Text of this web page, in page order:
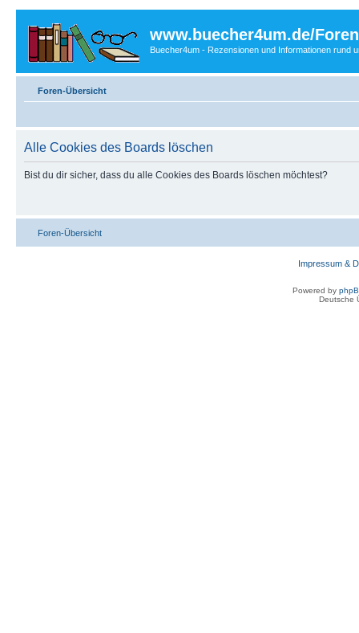
www.buecher4um.de/Foren
Buecher4um - Rezensionen und Informationen rund
Foren-Übersicht
Alle Cookies des Boards löschen
Bist du dir sicher, dass du alle Cookies des Boards löschen möchtest?
Foren-Übersicht
Impressum &
Powered by
Deutsche